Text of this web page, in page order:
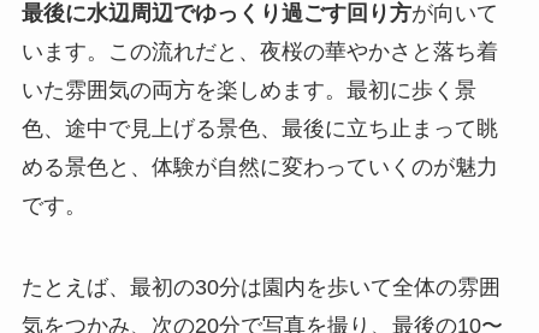
最後に水辺周辺でゆっくり過ごす回り方が向いて
います。この流れだと、夜桜の華やかさと落ち着
いた雰囲気の両方を楽しめます。最初に歩く景
色、途中で見上げる景色、最後に立ち止まって眺
める景色と、体験が自然に変わっていくのが魅力
です。
たとえば、最初の30分は園内を歩いて全体の雰囲
気をつかみ、次の20分で写真を撮り、最後の10〜